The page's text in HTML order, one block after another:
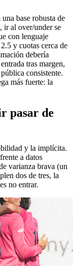
base robusta de
ir al over/under se
con lenguaje
y cuotas cerca de
debería
tras margen,
consistente.
más fuerte: la
pasar de
y la implícita.
a datos
varianza brava (un
dos de tres, la
no entrar.